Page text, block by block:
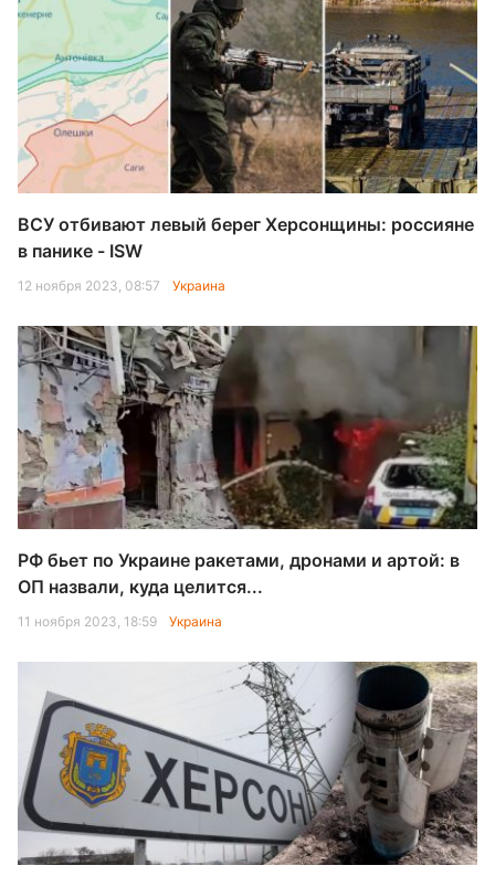
ВСУ отбивают левый берег Херсонщины: россияне
в панике - ISW
12 ноября 2023, 08:57 Украина
РФ бьет по Украине ракетами, дронами и артой: в
ОП назвали, куда целится...
11 ноября 2023, 18:59 Украина